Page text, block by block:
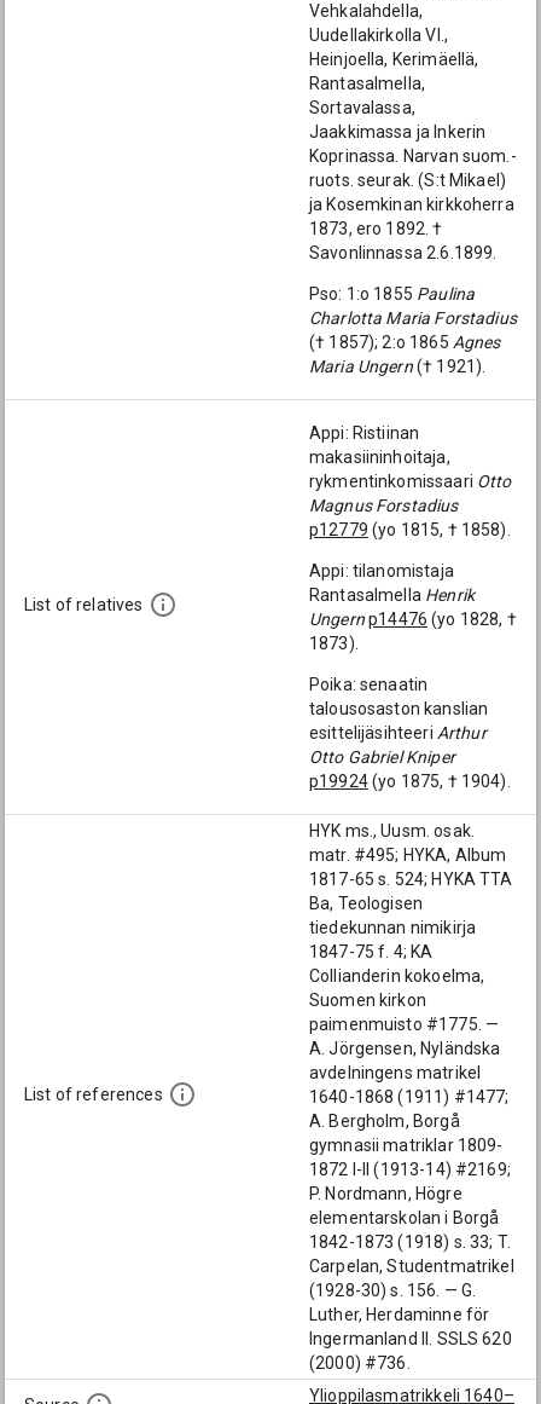
Vehkalahdella,
Uudellakirkolla Vl.,
Heinjoella, Kerimäellä,
Rantasalmella,
Sortavalassa,
Jaakkimassa ja Inkerin
Koprinassa. Narvan suom.-
ruots. seurak. (S:t Mikael)
ja Kosemkinan kirkkoherra
1873, ero 1892. †
Savonlinnassa 2.6.1899.
Pso: 1:o 1855 Paulina
Charlotta Maria Forstadius
(† 1857); 2:o 1865 Agnes
Maria Ungern(† 1921).
List of relatives
Appi: Ristiinan
makasiininhoitaja,
rykmentinkomissaari Otto
Magnus Forstadius
p12779 (yo 1815, † 1858).
Appi: tilanomistaja
Rantasalmella Henrik
Ungernp14476 (yo 1828, †
1873).
Poika: senaatin
talousosaston kanslian
esittelijäsihteeri Arthur
Otto Gabriel Kniper
p19924(yo 1875, † 1904).
List of references
HYK ms., Uusm. osak.
matr. #495; HYKA, Album
1817-65 s. 524; HYKA TTA
Ba, Teologisen
tiedekunnan nimikirja
1847-75 f. 4; KA
Collianderin kokoelma,
Suomen kirkon
paimenmuisto #1775. —
A. Jörgensen, Nyländska
avdelningens matrikel
1640-1868 (1911) #1477;
A. Bergholm, Borgå
gymnasii matriklar 1809-
1872 I-II (1913-14) #2169;
P. Nordmann, Högre
elementarskolan i Borgå
1842-1873 (1918) s. 33; T.
Carpelan, Studentmatrikel
(1928-30) s. 156. — G.
Luther, Herdaminne för
Ingermanland II. SSLS 620
(2000) #736.
Ylioppilasmatrikkeli 1640–